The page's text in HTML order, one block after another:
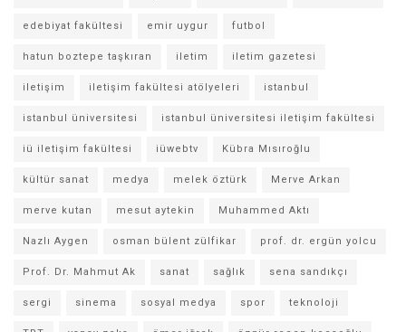
edebiyat fakültesi emir uygur futbol
hatun boztepe taşkıran iletim iletim gazetesi
iletişim iletişim fakültesi atölyeleri istanbul
istanbul üniversitesi istanbul üniversitesi iletişim fakültesi
iü iletişim fakültesi iüwebtv Kübra Mısıroğlu
kültür sanat medya melek öztürk Merve Arkan
merve kutan mesut aytekin Muhammed Aktı
Nazlı Aygen osman bülent zülfikar prof. dr. ergün yolcu
Prof. Dr. Mahmut Ak sanat sağlık sena sandıkçı
sergi sinema sosyal medya spor teknoloji